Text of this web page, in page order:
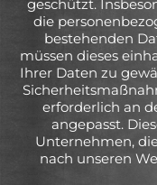
geschützt.
die
bestehenden
müssen dieses
Ihrer Daten zu
erforderlich an
angepasst.
Unternehmen,
nach unseren